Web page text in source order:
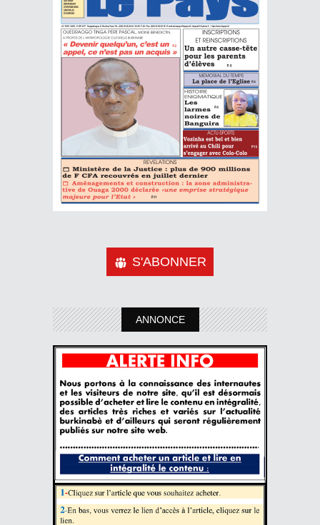
S'ABONNER
ANNONCE